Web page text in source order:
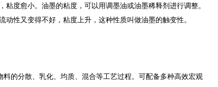
度愈小。油墨的粘度，可以用调墨油或油墨稀释剂进行调整。
性又变得不好，粘度上升，这种性质叫做油墨的触变性。
的分散、乳化、均质、混合等工艺过程。可配备多种高效宏观